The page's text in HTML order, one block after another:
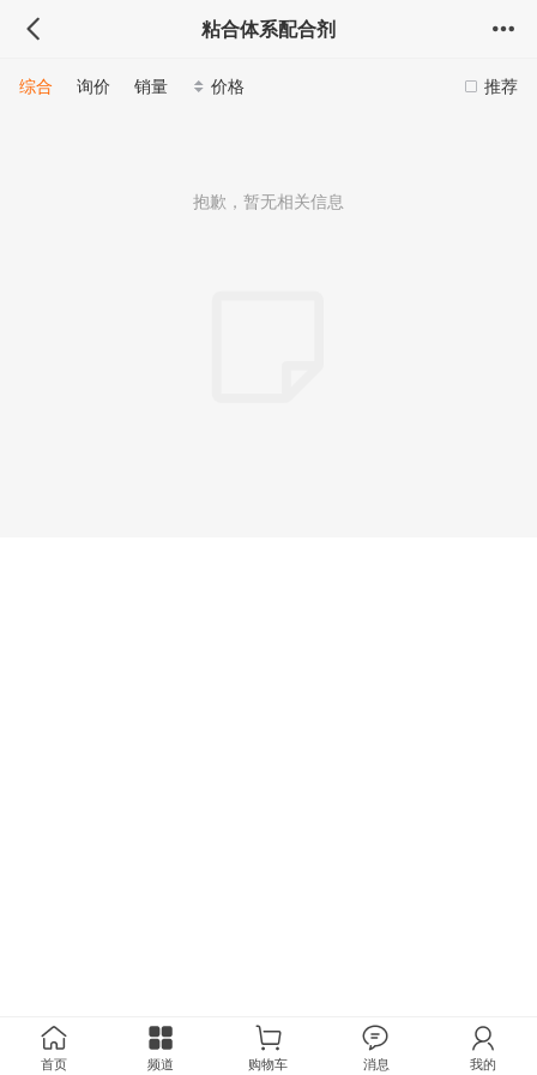
粘合体系配合剂
推荐
综合 询价 销量 价格
抱歉，暂无相关信息
首页 频道 购物车 消息 我的